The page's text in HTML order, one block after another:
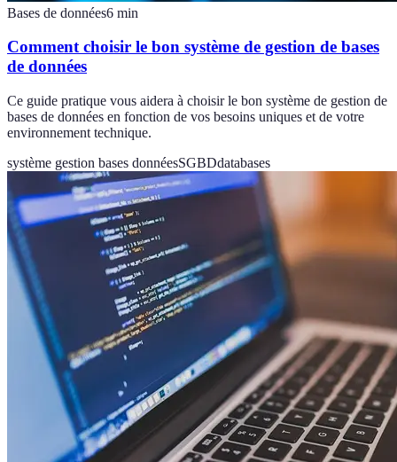
Bases de données6 min
Comment choisir le bon système de gestion de bases
de données
Ce guide pratique vous aidera à choisir le bon système de gestion de
bases de données en fonction de vos besoins uniques et de votre
environnement technique.
système gestion bases donnéesSGBDdatabases